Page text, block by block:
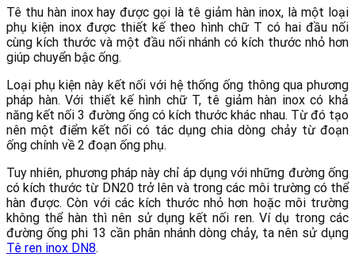
Tê thu hàn inox hay được gọi là tê giảm hàn inox, là một loại
phụ kiện inox được thiết kế theo hình chữ T có hai đầu nối
cùng kích thước và một đầu nối nhánh có kích thước nhỏ hơn
giúp chuyển bậc ống.
Loại phụ kiện này kết nối với hệ thống ống thông qua phương
pháp hàn. Với thiết kế hình chữ T, tê giảm hàn inox có khả
năng kết nối 3 đường ống có kích thước khác nhau. Từ đó tạo
nên một điểm kết nối có tác dụng chia dòng chảy từ đoạn
ống chính về 2 đoạn ống phụ.
Tuy nhiên, phương pháp này chỉ áp dụng với những đường ống
có kích thước từ DN20 trở lên và trong các môi trường có thể
hàn được. Còn với các kích thước nhỏ hơn hoặc môi trường
không thể hàn thì nên sử dụng kết nối ren. Ví dụ trong các
đường ống phi 13 cần phân nhánh dòng chảy, ta nên sử dụng
Tê ren inox DN8.